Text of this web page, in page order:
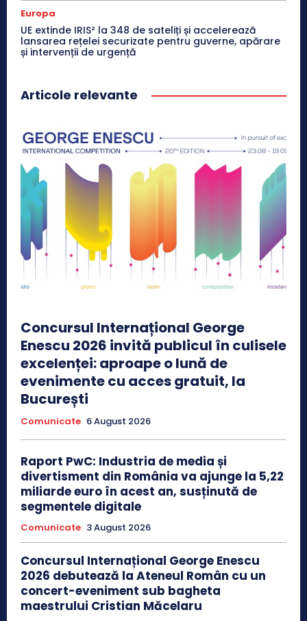
Europa
UE extinde IRIS² la 348 de sateliți și accelerează
lansarea rețelei securizate pentru guverne, apărare
și intervenții de urgență
Articole relevante
Concursul Internațional George
Enescu 2026 invită publicul în culisele
excelenței: aproape o lună de
evenimente cu acces gratuit, la
București
Comunicate 6 August 2026
Raport PwC: Industria de media și
divertisment din România va ajunge la 5,22
miliarde euro în acest an, susținută de
segmentele digitale
Comunicate 3 August 2026
Concursul Internațional George Enescu
2026 debutează la Ateneul Român cu un
concert-eveniment sub bagheta
maestrului Cristian Măcelaru